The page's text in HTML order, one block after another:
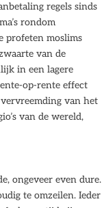
regels sinds
rondom
profeten moslims
van de
in een lagere
op-rente effect
van het
van de wereld,
ongeveer even dure.
te omzeilen. Ieder